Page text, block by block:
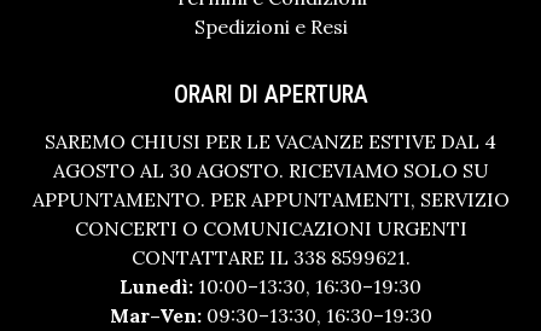
Spedizioni e Resi
ORARI DI APERTURA
SAREMO CHIUSI PER LE VACANZE ESTIVE DAL 4
AGOSTO AL 30 AGOSTO. RICEVIAMO SOLO SU
APPUNTAMENTO. PER APPUNTAMENTI, SERVIZIO
CONCERTI O COMUNICAZIONI URGENTI
CONTATTARE IL 338 8599621.
Lunedì: 10:00–13:30, 16:30–19:30
Mar–Ven:09:30–13:30, 16:30–19:30